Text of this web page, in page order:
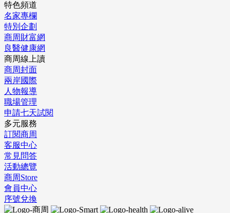
特色頻道
名家專欄
特別企劃
商周財富網
良醫健康網
商周線上讀
商周封面
兩岸國際
人物報導
職場管理
申請七天試閱
多元服務
訂閱商周
客服中心
常見問答
活動總覽
商周Store
會員中心
序號兌換